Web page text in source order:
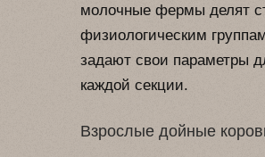
молочные фермы делят
физиологическим
задают свои параметры
каждой секции.
Взрослые дойные